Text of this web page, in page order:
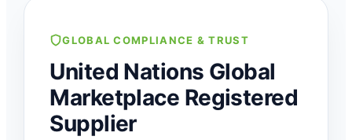
GLOBAL COMPLIANCE & TRUST
United Nations Global
Marketplace Registered
Supplier